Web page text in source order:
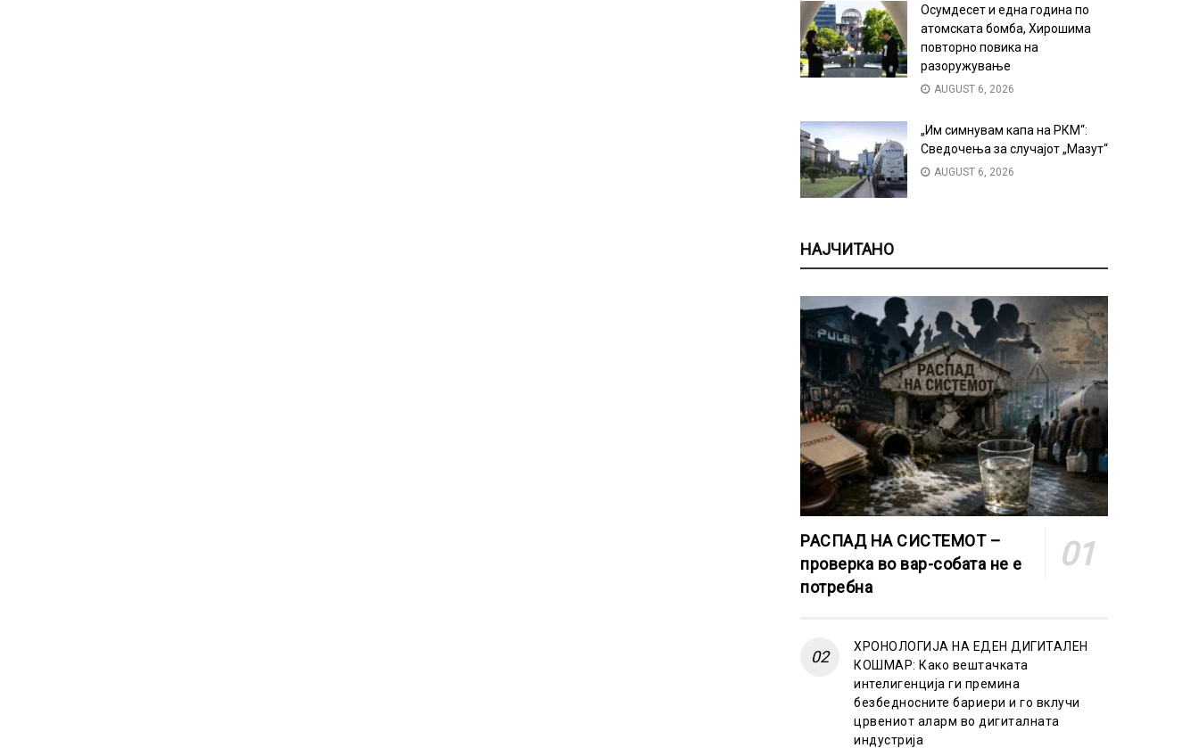
Осумдесет и една година по
атомската бомба, Хирошима
повторно повика на
разоружување
AUGUST 6, 2026
„Им симнувам капа на РКМ“:
Сведочења за случајот „Мазут“
AUGUST 6, 2026
НАЈЧИТАНО
РАСПАД НА СИСТЕМОТ –
проверка во вар-собата не е
потребна
ХРОНОЛОГИЈА НА ЕДЕН ДИГИТАЛЕН
КОШМАР: Како вештачката
интелигенција ги премина
безбедносните бариери и го вклучи
црвениот аларм во дигиталната
индустрија